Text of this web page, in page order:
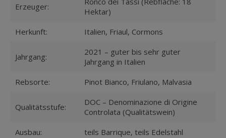
PHILOSOPHIE
Erzeuger:
Hektar)
Herkunft:
Italien, Friaul, Cormons
Jahrgang:
2021 – guter bis sehr guter
Jahrgang in Italien
Rebsorte:
Pinot Bianco, Friulano, Malvasia
Qualitätsstufe:
DOC – Denominazione di Origine
Controlata (Qualitätswein)
Ausbau:
teils Barrique, teils Edelstahl